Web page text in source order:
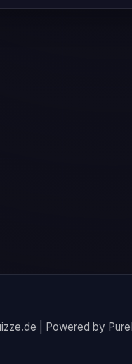
| Powered by